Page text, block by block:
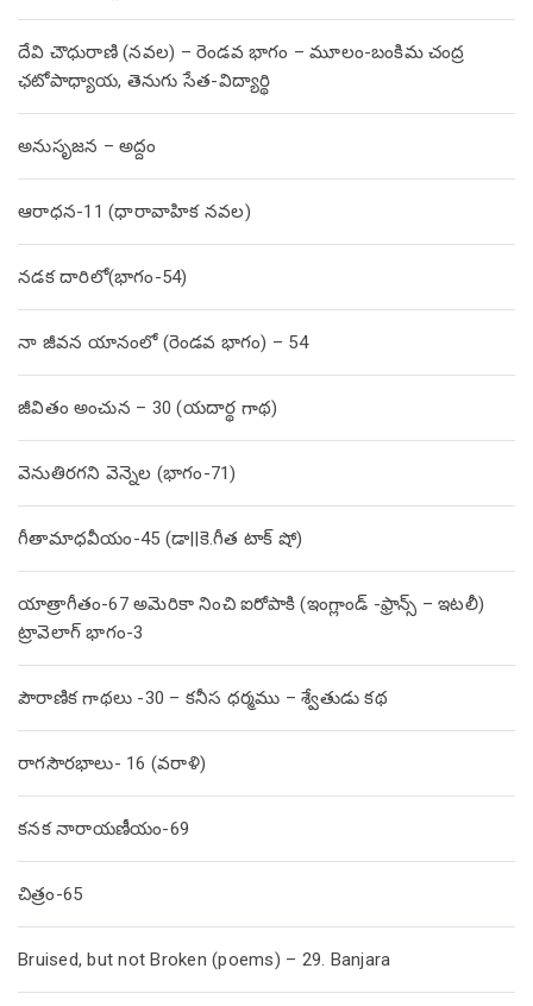
దేవి చౌధురాణి (నవల) – రెండవ భాగం – మూలం-బంకిమ చంద్ర
ఛటోపాధ్యాయ, తెనుగు సేత-విద్యార్థి
అనుసృజన – అద్దం
ఆరాధన-11 (ధారావాహిక నవల)
నడక దారిలో(భాగం-54)
నా జీవన యానంలో (రెండవ భాగం) – 54
జీవితం అంచున – 30 (యదార్థ గాథ)
వెనుతిరగని వెన్నెల (భాగం-71)
గీతామాధవీయం-45 (డా||కె.గీత టాక్ షో)
యాత్రాగీతం-67 అమెరికా నించి ఐరోపాకి (ఇంగ్లాండ్ -ఫ్రాన్స్ – ఇటలీ)
ట్రావెలాగ్ భాగం-3
పౌరాణిక గాథలు -30 – కనీస ధర్మము – శ్వేతుడు కథ
రాగసౌరభాలు- 16 (వరాళి)
కనక నారాయణీయం-69
చిత్రం-65
Bruised, but not Broken (poems) – 29. Banjara